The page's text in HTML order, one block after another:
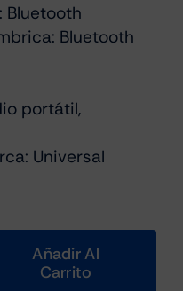
Bluetooth
Bluetooth
portátil,
Universal
Añadir Al
Carrito